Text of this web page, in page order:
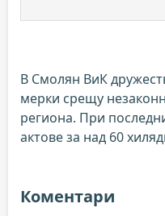
В Смолян ВиК
мерки срещу
региона. При
актове за над 60
Коментари